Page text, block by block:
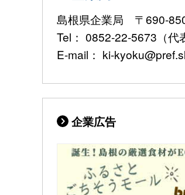
島根県企業局 〒690-
Tel： 0852-22-5673（
E-mail： ki-
企業広告